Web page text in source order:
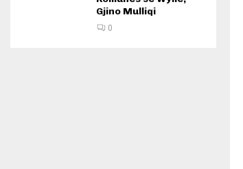
Gjino Mulliqi
0